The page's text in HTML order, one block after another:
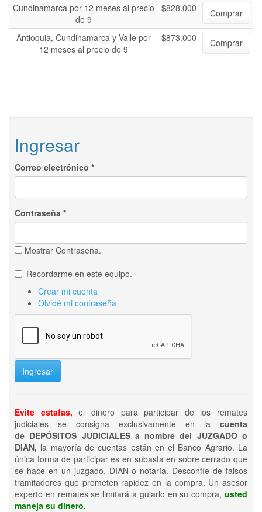
Cundinamarca por 12 meses al precio
de 9
$828.000 Comprar
Antioquia, Cundinamarca y Valle por
12 meses al precio de 9
$873.000 Comprar
Ingresar
Correo electrónico *
Contraseña *
Mostrar Contraseña.
Recordarme en este equipo.
Crear mi cuenta
Olvidé mi contraseña
Ingresar
Evite estafas, el dinero para participar de los remates
judiciales se consigna exclusivamente en la cuenta
de DEPÓSITOS JUDICIALES a nombre del JUZGADO o
DIAN, la mayoría de cuentas están en el Banco Agrario. La
única forma de participar es en subasta en sobre cerrado que
se hace en un juzgado, DIAN o notaría. Desconfíe de falsos
tramitadores que prometen rapidez en la compra. Un asesor
experto en remates se limitará a guiarlo en su compra, usted
maneja su dinero.